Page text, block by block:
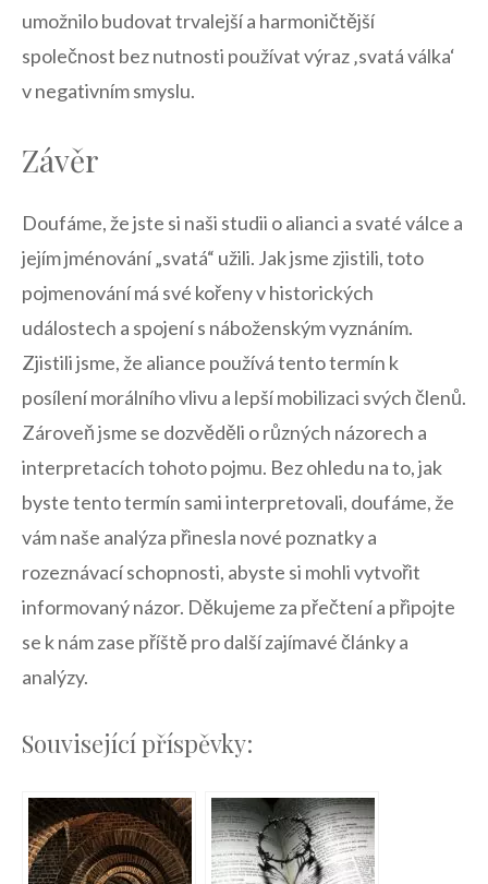
umožnilo ​budovat trvalejší ⁤a harmoničtější
společnost bez nutnosti používat výraz ‚svatá válka‘
v negativním smyslu.
Závěr
Doufáme,‍ že jste si naši studii o alianci a ​svaté válce a
jejím jménování „svatá“ užili. Jak jsme zjistili, toto
pojmenování má své kořeny v historických
událostech a spojení s ‌náboženským vyznáním.
Zjistili jsme, že aliance používá ⁤tento termín k
⁣posílení morálního vlivu a lepší mobilizaci svých členů.
Zároveň jsme se dozvěděli o různých názorech a
interpretacích tohoto pojmu. Bez ohledu na to, jak
byste tento termín sami interpretovali, doufáme, že
vám naše⁢ analýza přinesla nové poznatky a
rozeznávací schopnosti, abyste si mohli vytvořit
informovaný názor. Děkujeme za přečtení a připojte
se k⁢ nám zase příště pro další zajímavé články a
analýzy.
Související příspěvky: